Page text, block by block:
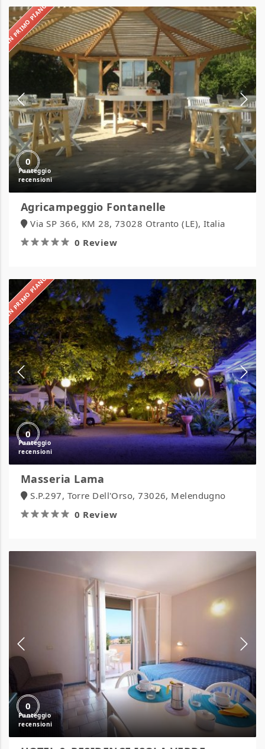
IN PRIMO PIANO
0
Agricampeggio
Fontanelle
Agricampeggio Fontanelle
Via SP 366, KM 28, 73028 Otranto (LE), Italia
0 Review
IN PRIMO PIANO
0
Masseria
Lama
Masseria Lama
S.P.297, Torre Dell'Orso, 73026, Melendugno
0 Review
0
RESIDENCE
ISOLA
VERDE